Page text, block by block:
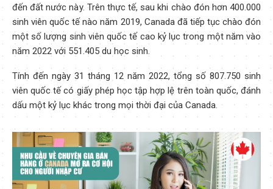
đến đất nước này. Trên thực tế, sau khi chào đón hơn 400.000
sinh viên quốc tế nào năm 2019, Canada đã tiếp tục chào đón
một số lượng sinh viên quốc tế cao kỷ lục trong một năm vào
năm 2022 với 551.405 du học sinh.
Tính đến ngày 31 tháng 12 năm 2022, tổng số 807.750 sinh
viên quốc tế có giấy phép học tập hợp lệ trên toàn quốc, đánh
dấu một kỷ lục khác trong mọi thời đại của Canada.